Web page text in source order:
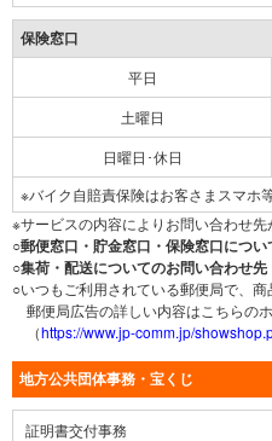
保険窓口
平日
土曜日
日曜日･休日
※バイク自賠責保険はお客さまスマホ
※サービスの内容によりお問い合わせ先
○郵便窓口・貯金窓口・保険窓口につ
○集荷・配送についてのお問い合わせ
○いつもご利用されている郵便局で、
郵便局広告の詳しい内容はこちらの
（https://www.jp-comm.jp/
地方公共団体事務・宝くじ
証明書交付事務